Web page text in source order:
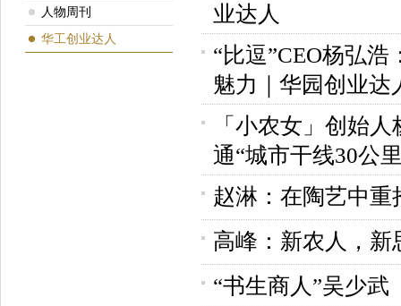
人物周刊
华工创业达人
业达人
“比逗”CEO杨弘
魅力｜华园创业达
「小农女」创始
通“城市干线30公
赵淋：在陶艺中重
高峰：新农人，新
“书生商人”吴少武